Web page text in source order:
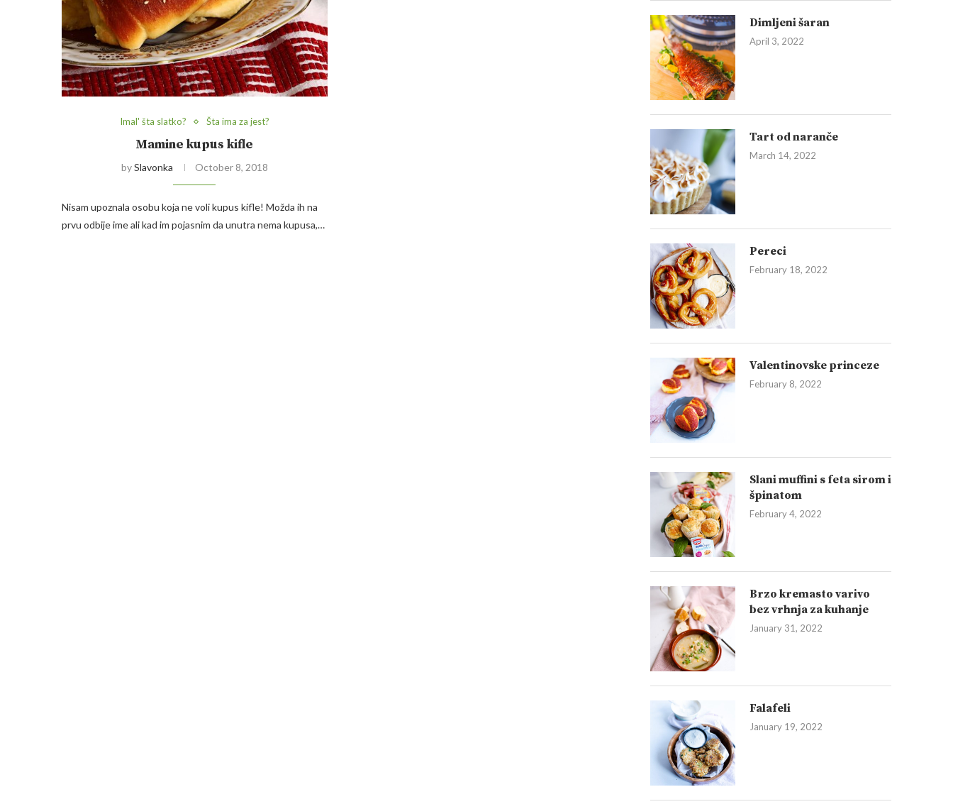
Imal' šta slatko? Šta ima za jest?
Mamine kupus kifle
bySlavonka October 8, 2018
Nisam upoznala osobu koja ne voli kupus kifle! Možda ih na
prvu odbije ime ali kad im pojasnim da unutra nema kupusa,…
Dimljeni šaran
April 3, 2022
Tart od naranče
March 14, 2022
Pereci
February 18, 2022
Valentinovske princeze
February 8, 2022
Slani muffini s feta sirom i
špinatom
February 4, 2022
Brzo kremasto varivo
bez vrhnja za kuhanje
January 31, 2022
Falafeli
January 19, 2022